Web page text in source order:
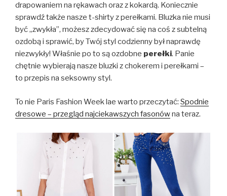
drapowaniem na rękawach oraz z kokardą. Koniecznie
sprawdź także nasze t-shirty z perełkami. Bluzka nie musi
być „zwykła”, możesz zdecydować się na coś z subtelną
ozdobą i sprawić, by Twój styl codzienny był naprawdę
niezwykły! Właśnie po to są ozdobne perełki. Panie
chętnie wybierają nasze bluzki z chokerem i perełkami –
to przepis na seksowny styl.
To nie Paris Fashion Week lae warto przeczytać: Spodnie
dresowe – przegląd najciekawszych fasonówna teraz.